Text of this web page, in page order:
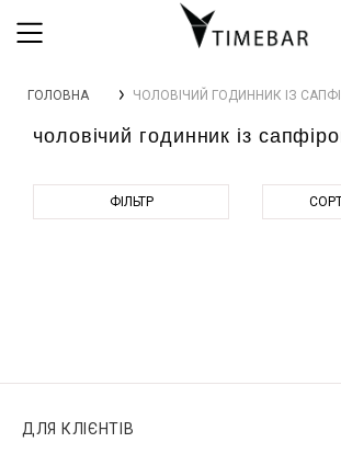
044 392 44 45
067 344 14 44 (viber)
099 399 23 80
Безкоштовно по Україні
ГОЛОВНА ЧОЛОВІЧИЙ ГОДИННИК ІЗ
чоловічий годинник із
ФІЛЬТР
ДЛЯ КЛІЄНТІВ